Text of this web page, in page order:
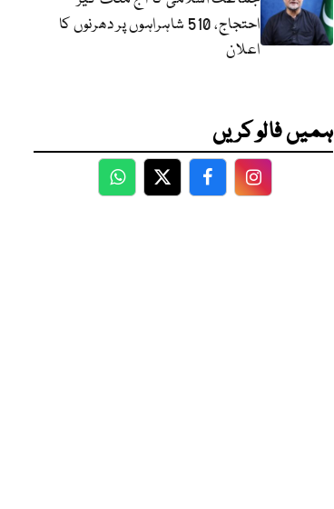
احتجاج، 510 شاہراہوں پر دھرنوں کا
اعلان
ہمیں فالو کریں
WhatsApp
TwitterFacebookFacebook